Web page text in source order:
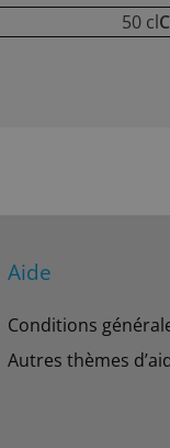
50 cl
Aide
Conditions
Autres thèmes